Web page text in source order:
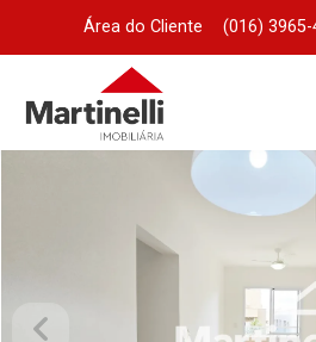
Área do Cliente (016)